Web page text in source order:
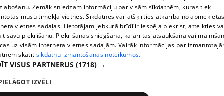
Contract rules
360 Ziņu kontakti
Helio Media
Vortal assistance service: e-mail -
Zemāk sniedzam informāciju par visām sīkdatnēm, kuras tiek
mūsu tīmekļa vietnēs. Sīkdatnes var atšķirties atkarībā no
vietnes sadaļas. Lietotājam jebkurā brīdī ir iespēja piekrist, atteikties
savu piekrišanu. Piekrišanas sniegšana, kā arī tās atsaukšana vai
uz visām interneta vietnes sadaļām. Vairāk informācijas par
skatīt sīkdatņu izmantošanas noteikumos.
VISUS PARTNERUS (1718) →
IZVĒLI